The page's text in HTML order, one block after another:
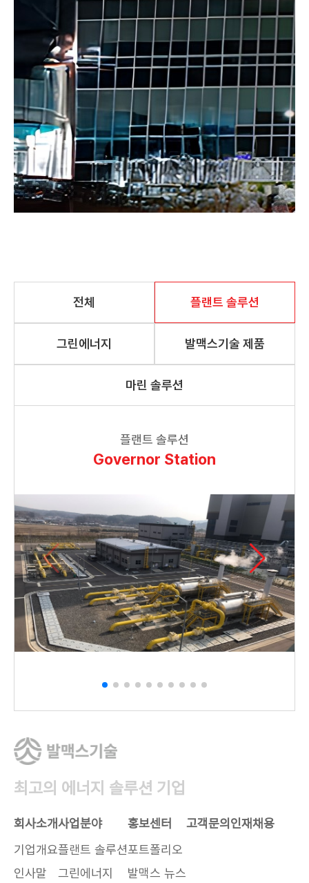
전체 플랜트 솔루션
그린에너지 발맥스기술 제품
마린 솔루션
플랜트 솔루션
Governor Station
최고의 에너지 솔루션 기업
회사소개
기업개요
인사말
사업분야
플랜트 솔루션
그린에너지
홍보센터
포트폴리오
발맥스 뉴스
고객문의인재채용